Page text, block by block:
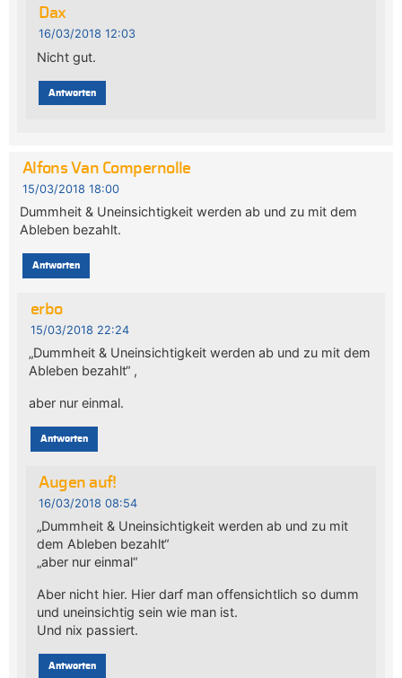
Dax
16/03/2018 12:03
Nicht gut.
Antworten
Alfons Van Compernolle
15/03/2018 18:00
Dummheit & Uneinsichtigkeit werden ab und zu mit dem
Ableben bezahlt.
Antworten
erbo
15/03/2018 22:24
„Dummheit & Uneinsichtigkeit werden ab und zu mit dem
Ableben bezahlt“ ,
aber nur einmal.
Antworten
Augen auf!
16/03/2018 08:54
„Dummheit & Uneinsichtigkeit werden ab und zu mit
dem Ableben bezahlt“
„aber nur einmal“
Aber nicht hier. Hier darf man offensichtlich so dumm
und uneinsichtig sein wie man ist.
Und nix passiert.
Antworten